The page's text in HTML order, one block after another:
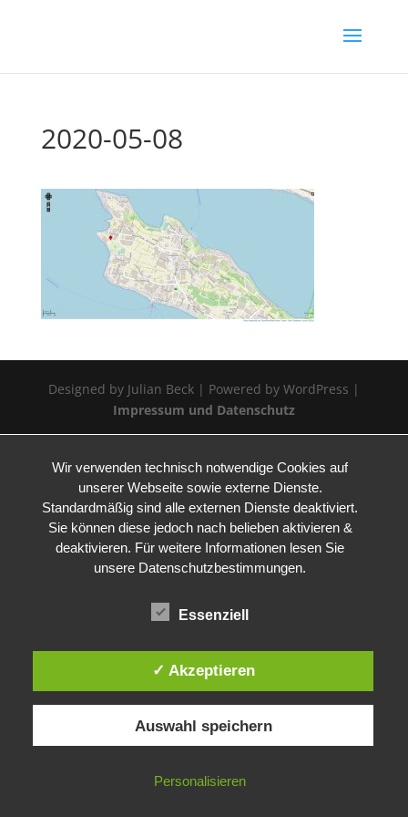
2020-05-08
Designed by Julian Beck | Powered by WordPress |
Impressum und Datenschutz
Wir verwenden technisch notwendige Cookies auf
unserer Webseite sowie externe Dienste.
Standardmäßig sind alle externen Dienste deaktiviert.
Sie können diese jedoch nach belieben aktivieren &
deaktivieren. Für weitere Informationen lesen Sie
unsere Datenschutzbestimmungen.
Essenziell
✓ Akzeptieren
Auswahl speichern
Personalisieren